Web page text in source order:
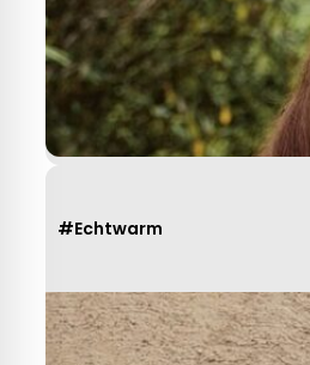
#Echtwarm